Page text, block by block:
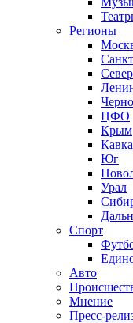
Регионы
ЦФО
Крым
Юг
Урал
Спорт
Авто
Мнение
Пресс-